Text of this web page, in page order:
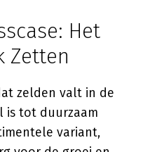
Het
Zetten
zelden valt in de
is tot duurzaam
variant,